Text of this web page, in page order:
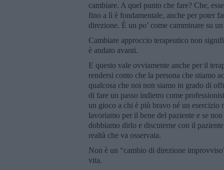
cambiare. A quel punto che fare? Che,
fino a lì è fondamentale, anche per poter
direzione. È un po’ come camminare su
Cambiare approccio terapeutico non
è andato avanti.
E questo vale ovviamente anche per il
rendersi conto che la persona che stiamo
qualcosa che noi non siamo in grado di
di fare un passo indietro come
un gioco a chi è più bravo né un
lavoriamo per il bene del paziente e se
dobbiamo dirlo e discuterne con il
realtà che va osservata.
Non è un “cambio di direzione
vita.